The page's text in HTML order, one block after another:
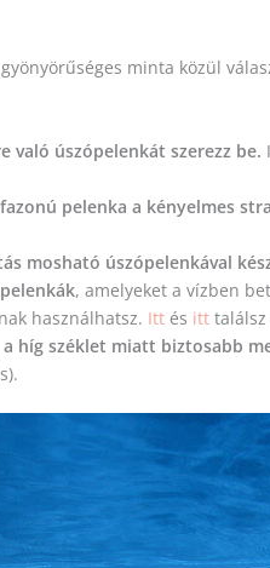
minta közül
való úszópelenkát szerezz be.
pelenka a kényelmes
mosható úszópelenkával
, amelyeket a vízben
használhatsz. Itt és itt
híg széklet miatt biztosabb